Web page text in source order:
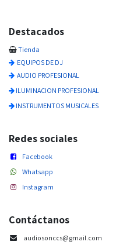
Destacados
Tienda
EQUIPOS DE DJ
AUDIO PROFESIONAL
ILUMINACION PROFESIONAL
INSTRUMENTOS MUSICALES
Redes sociales
Facebook
Whatsapp
Instagram
Contáctanos
audiosonccs@gmail.com